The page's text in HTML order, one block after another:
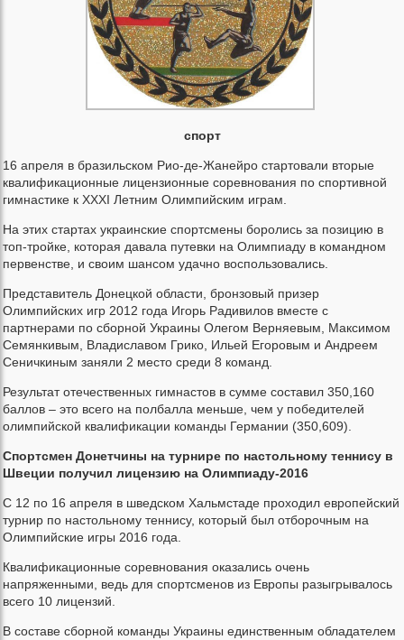
спорт
16 апреля в бразильском Рио-де-Жанейро стартовали вторые
квалификационные лицензионные соревнования по спортивной
гимнастике к ХХХІ Летним Олимпийским играм.
На этих стартах украинские спортсмены боролись за позицию в
топ-тройке, которая давала путевки на Олимпиаду в командном
первенстве, и своим шансом удачно воспользовались.
Представитель Донецкой области, бронзовый призер
Олимпийских игр 2012 года Игорь Радивилов вместе с
партнерами по сборной Украины Олегом Верняевым, Максимом
Семянкивым, Владиславом Грико, Ильей Егоровым и Андреем
Сеничкиным заняли 2 место среди 8 команд.
Результат отечественных гимнастов в сумме составил 350,160
баллов – это всего на полбалла меньше, чем у победителей
олимпийской квалификации команды Германии (350,609).
Спортсмен Донетчины на турнире по настольному теннису в
Швеции получил лицензию на Олимпиаду-2016
С 12 по 16 апреля в шведском Хальмстаде проходил европейский
турнир по настольному теннису, который был отборочным на
Олимпийские игры 2016 года.
Квалификационные соревнования оказались очень
напряженными, ведь для спортсменов из Европы разыгрывалось
всего 10 лицензий.
В составе сборной команды Украины единственным обладателем